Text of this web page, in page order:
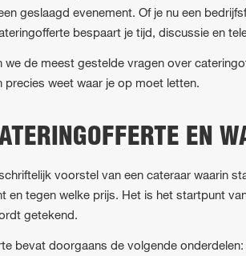
geslaagd evenement. Of je nu een
bespaart je tijd, discussie en
we de meest gestelde vragen over
precies weet waar je op moet letten.
EN
voorstel van een cateraar waarin
en tegen welke prijs. Het is het startpunt
getekend.
bevat doorgaans de volgende onderdelen: